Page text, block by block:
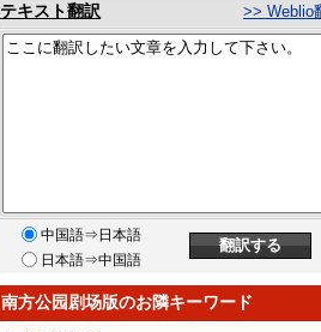
テキスト翻訳 >> Weblio
中国語⇒日本語
日本語⇒中国語
南方公园剧场版のお隣キーワード